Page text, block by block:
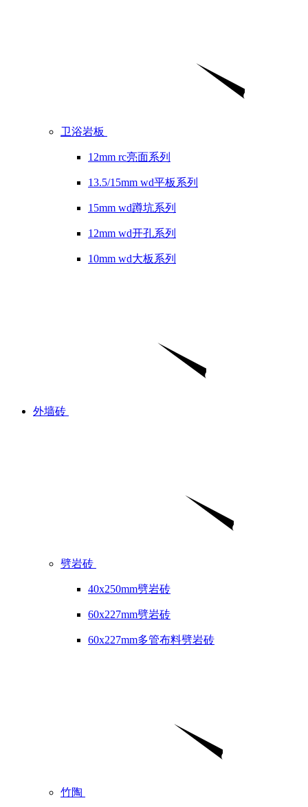
卫浴岩板
12mm rc亮面系列
13.5/15mm wd平板系列
15mm wd蹲坑系列
12mm wd开孔系列
10mm wd大板系列
外墙砖
劈岩砖
40x250mm劈岩砖
60x227mm劈岩砖
60x227mm多管布料劈岩砖
竹陶